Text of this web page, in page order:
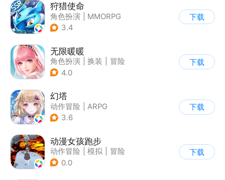
狩猎使命
角色扮演
MMORPG
| 奇幻
3.4
下载
无限暖暖
角色扮演 换装
冒险
| 开放世界
4.0
下载
幻塔
动作冒险
ARPG
| 奇幻
3.6
下载
动漫女孩跑步
动作冒险 模拟
冒险
| 二次元
0.0
下载